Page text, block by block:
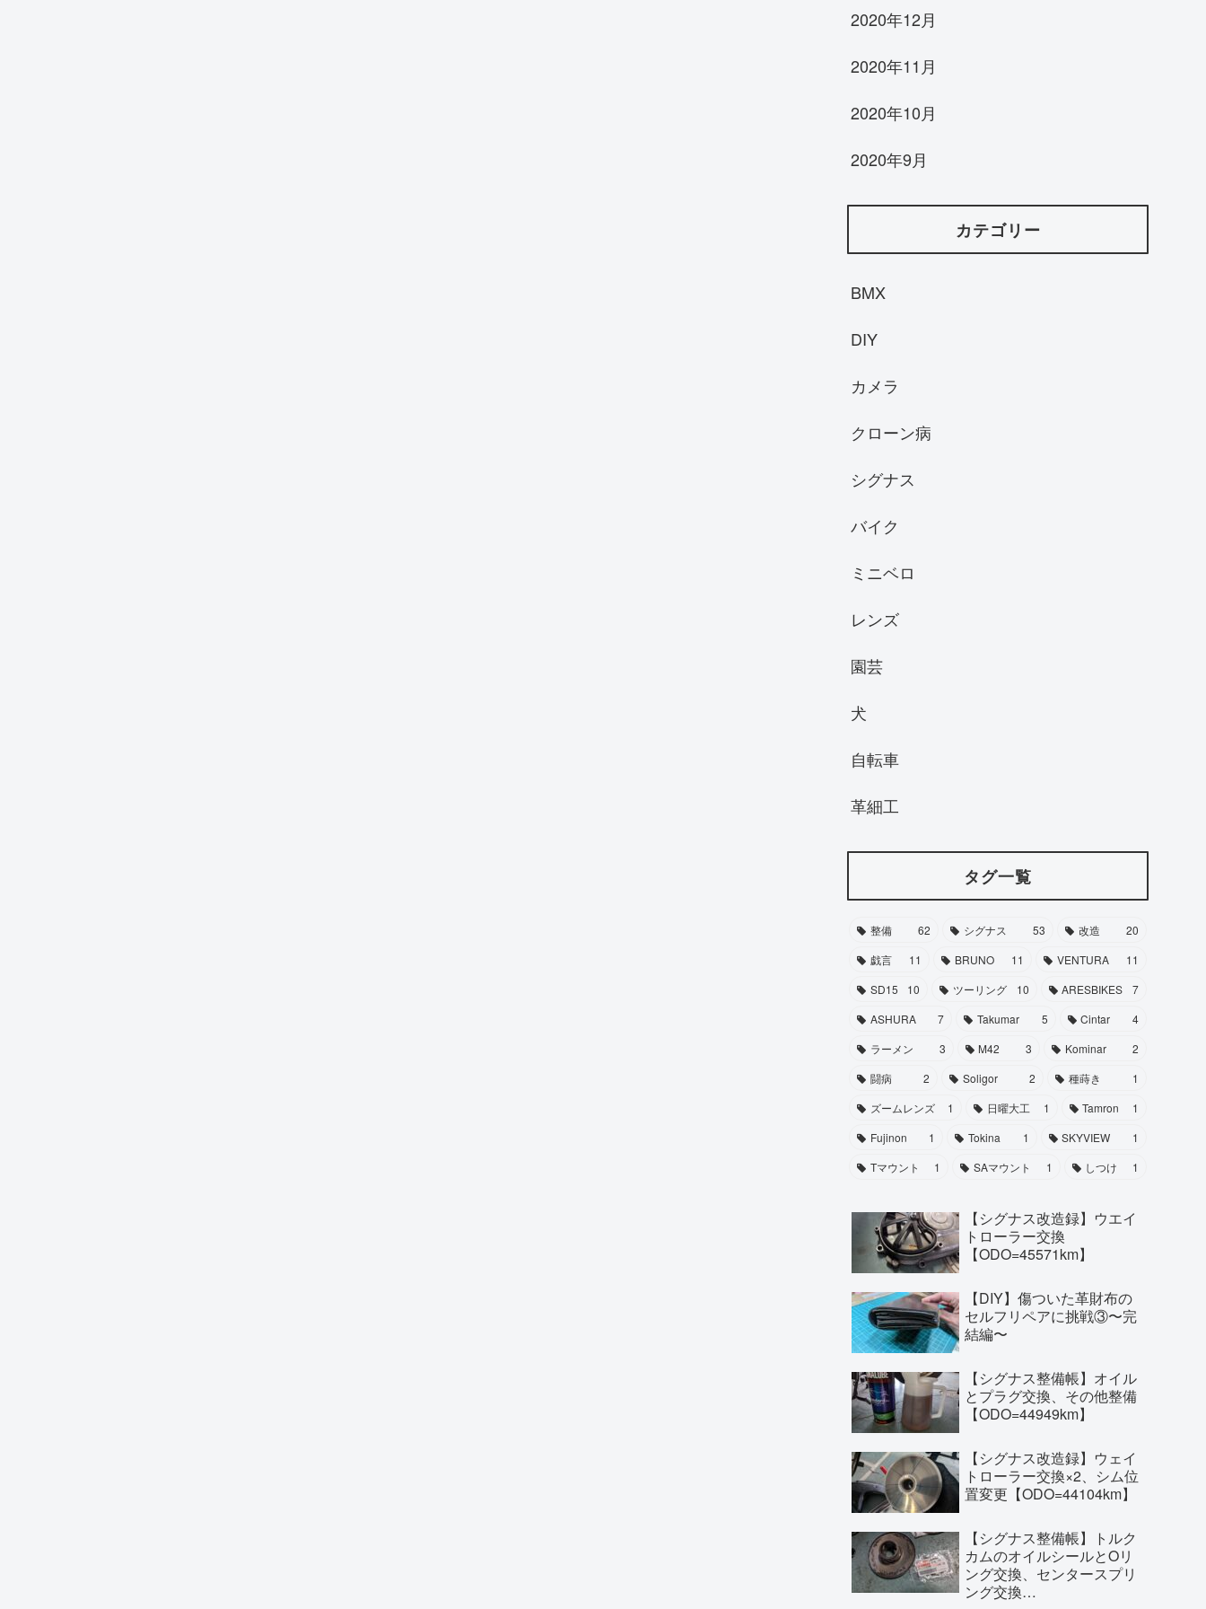
2020年12月
2020年11月
2020年10月
2020年9月
カテゴリー
BMX
DIY
カメラ
クローン病
シグナス
バイク
ミニベロ
レンズ
園芸
犬
自転車
革細工
タグ一覧
整備 62 シグナス 53 改造
20
戯言
11 BRUNO 11 VENTURA
11
SD15
10 ツーリング 10 ARESBIKES
7
ASHURA
7 Takumar 5 Cintar
4
ラーメン
3 M42 3 Kominar
2
闘病
2 Soligor 2 種蒔き
1
ズームレンズ
1 日曜大工 1 Tamron
1
Fujinon
1 Tokina 1 SKYVIEW
1
Tマウント
1 SAマウント 1 しつけ 1
【シグナス改造録】ウエイ
トローラー交換
【ODO=45571km】
【DIY】傷ついた革財布の
セルフリペアに挑戦③〜完
結編〜
【シグナス整備帳】オイル
とプラグ交換、その他整備
【ODO=44949km】
【シグナス改造録】ウェイ
トローラー交換×2、シム位
置変更【ODO=44104km】
【シグナス整備帳】トルク
カムのオイルシールとOリ
ング交換、センタースプリ
ング交換